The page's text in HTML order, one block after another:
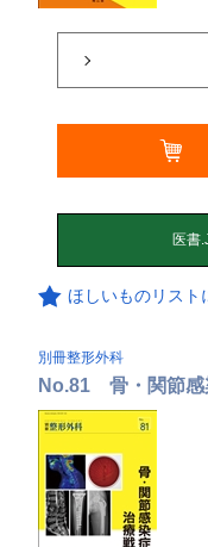
ほしいものリスト
別冊整形外科
No.81 骨・関節感